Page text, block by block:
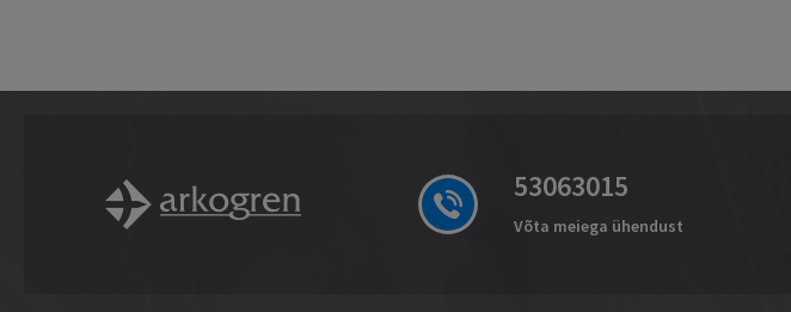
53063015
Võta meiega ühendust